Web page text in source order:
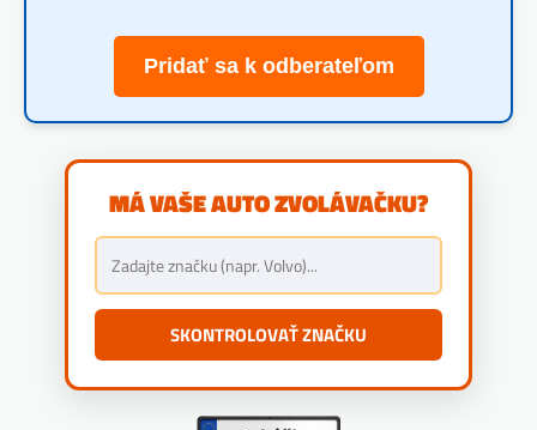
Pridať sa k odberateľom
MÁ VAŠE AUTO ZVOLÁVAČKU?
SKONTROLOVAŤ ZNAČKU